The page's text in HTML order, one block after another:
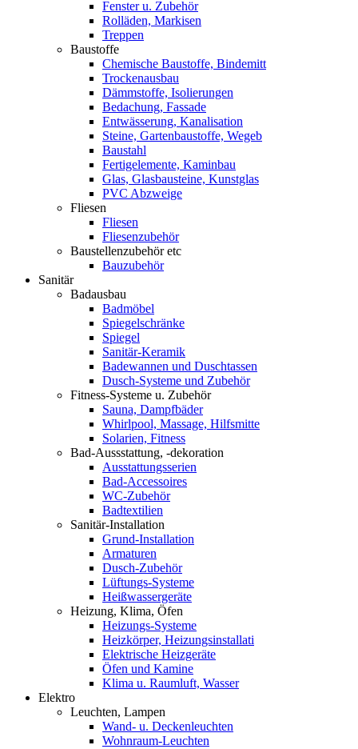
Fenster u. Zubehör
Rolläden, Markisen
Treppen
Baustoffe
Chemische Baustoffe, Bindemitt
Trockenausbau
Dämmstoffe, Isolierungen
Bedachung, Fassade
Entwässerung, Kanalisation
Steine, Gartenbaustoffe, Wegeb
Baustahl
Fertigelemente, Kaminbau
Glas, Glasbausteine, Kunstglas
PVC Abzweige
Fliesen
Fliesen
Fliesenzubehör
Baustellenzubehör etc
Bauzubehör
Sanitär
Badausbau
Badmöbel
Spiegelschränke
Spiegel
Sanitär-Keramik
Badewannen und Duschtassen
Dusch-Systeme und Zubehör
Fitness-Systeme u. Zubehör
Sauna, Dampfbäder
Whirlpool, Massage, Hilfsmitte
Solarien, Fitness
Bad-Aussstattung, -dekoration
Ausstattungsserien
Bad-Accessoires
WC-Zubehör
Badtextilien
Sanitär-Installation
Grund-Installation
Armaturen
Dusch-Zubehör
Lüftungs-Systeme
Heißwassergeräte
Heizung, Klima, Öfen
Heizungs-Systeme
Heizkörper, Heizungsinstallati
Elektrische Heizgeräte
Öfen und Kamine
Klima u. Raumluft, Wasser
Elektro
Leuchten, Lampen
Wand- u. Deckenleuchten
Wohnraum-Leuchten